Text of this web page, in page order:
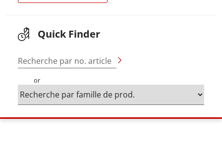
Quick Finder
Recherche par no. article
or